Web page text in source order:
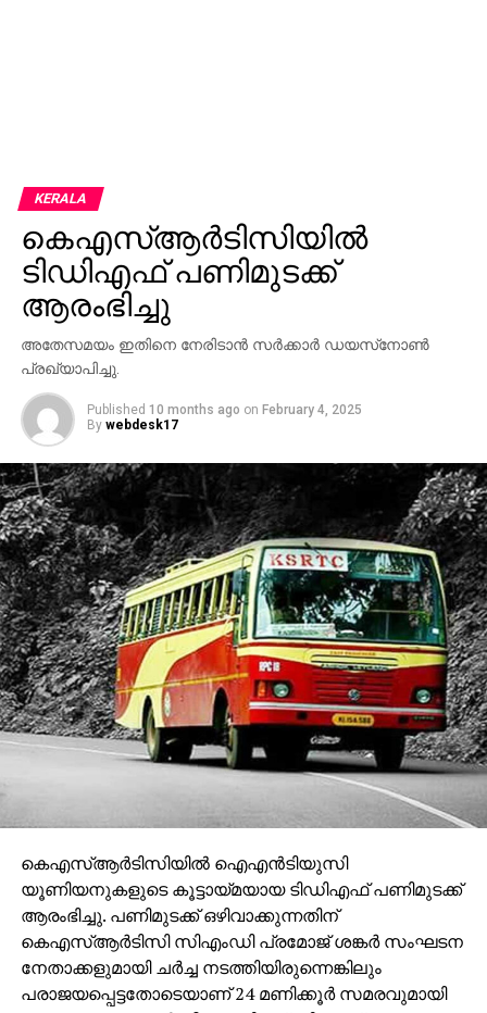
KERALA
കെഎസ്ആര്‍ടിസിയില്‍
ടിഡിഎഫ് പണിമുടക്ക്
ആരംഭിച്ചു
അതേസമയം ഇതിനെ നേരിടാന്‍ സര്‍ക്കാര്‍ ഡയസ്‌നോണ്‍
പ്രഖ്യാപിച്ചു.
Published 10 months ago on February 4, 2025
By webdesk17
കെഎസ്ആര്‍ടിസിയില്‍ ഐഎന്‍ടിയുസി
യൂണിയനുകളുടെ കൂട്ടായ്മയായ ടിഡിഎഫ് പണിമുടക്ക്
ആരംഭിച്ചു. പണിമുടക്ക് ഒഴിവാക്കുന്നതിന്
കെഎസ്ആര്‍ടിസി സിഎംഡി പ്രമോജ് ശങ്കര്‍ സംഘടന
നേതാക്കളുമായി ചര്‍ച്ച നടത്തിയിരുന്നെങ്കിലും
പരാജയപ്പെട്ടതോടെയാണ് 24 മണിക്കൂര്‍ സമരവുമായി